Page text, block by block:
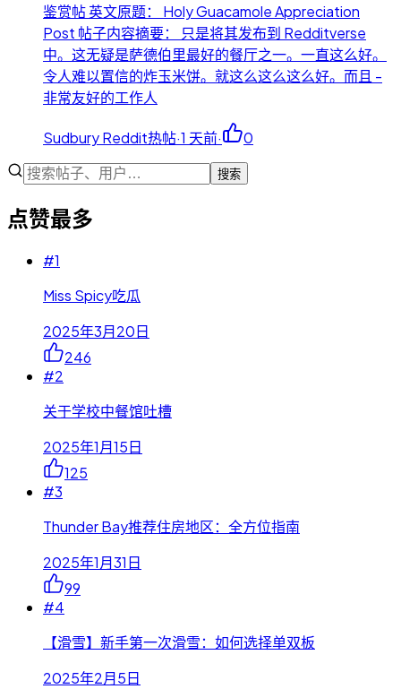
鉴赏帖 英文原题： Holy Guacamole Appreciation
Post 帖子内容摘要： 只是将其发布到 Redditverse
中。这无疑是萨德伯里最好的餐厅之一。一直这么好。
令人难以置信的炸玉米饼。就这么这么这么好。而且 -
非常友好的工作人
Sudbury Reddit热帖·1 天前· 0
搜索
点赞最多
#1
Miss Spicy吃瓜
2025年3月20日
246
#2
关于学校中餐馆吐槽
2025年1月15日
125
#3
Thunder Bay推荐住房地区：全方位指南
2025年1月31日
99
#4
【滑雪】新手第一次滑雪：如何选择单双板
2025年2月5日